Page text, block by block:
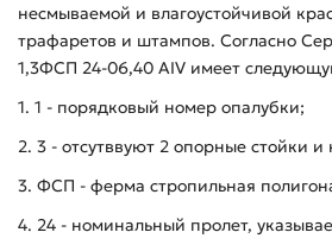
несмываемой и влагоустойчивой
трафаретов и штампов. Согласно
1,3ФСП 24-06,40 АIV имеет
1. 1 - порядковый номер опалубки;
2. 3 - отсутввуют 2 опорные стойки
3. ФСП - ферма стропильная
4. 24 - номинальный пролет,